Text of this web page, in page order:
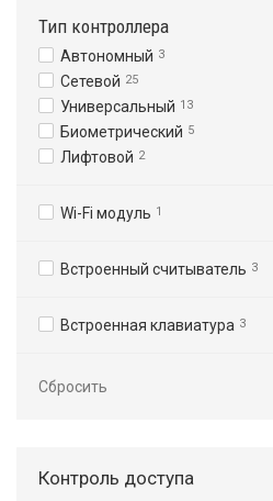
Тип контроллера
Автономный 3
Сетевой 25
Универсальный 13
Биометрический 5
Лифтовой 2
Wi-Fi модуль 1
Встроенный считыватель 3
Встроенная клавиатура 3
Сбросить
Контроль доступа